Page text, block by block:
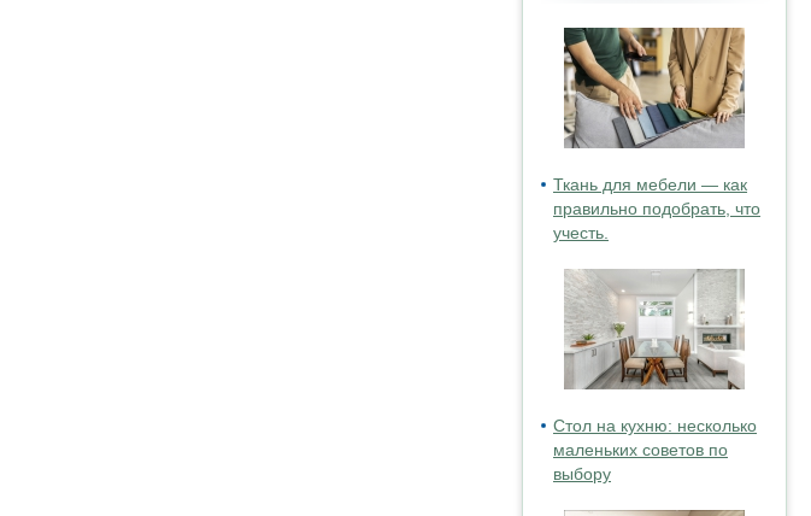
Ткань для мебели — как
правильно подобрать, что
учесть.
Стол на кухню: несколько
маленьких советов по
выбору